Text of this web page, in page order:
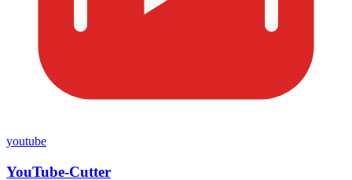
youtube
YouTube-Cutter